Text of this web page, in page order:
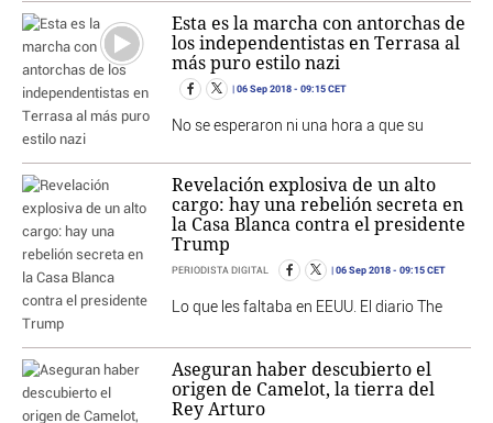
Esta es la marcha con antorchas de
los independentistas en Terrasa al
más puro estilo nazi
06 Sep 2018 - 09:15 CET
No se esperaron ni una hora a que su
Revelación explosiva de un alto
cargo: hay una rebelión secreta en
la Casa Blanca contra el presidente
Trump
PERIODISTA DIGITAL 06 Sep 2018 - 09:15 CET
Lo que les faltaba en EEUU. El diario The
Aseguran haber descubierto el
origen de Camelot, la tierra del
Rey Arturo